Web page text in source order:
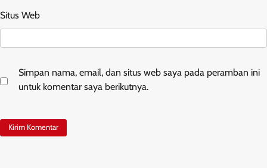
Situs Web
Simpan nama, email, dan situs web saya pada peramban ini
untuk komentar saya berikutnya.